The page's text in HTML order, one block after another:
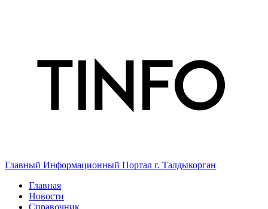
Главный Информационный Портал г. Талдыкорган
Главная
Новости
Справочник